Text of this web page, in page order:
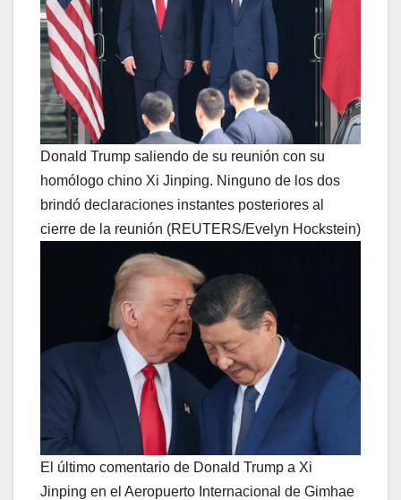
Donald Trump saliendo de su reunión con su
homólogo chino Xi Jinping. Ninguno de los dos
brindó declaraciones instantes posteriores al
cierre de la reunión (REUTERS/Evelyn Hockstein)
El último comentario de Donald Trump a Xi
Jinping en el Aeropuerto Internacional de Gimhae